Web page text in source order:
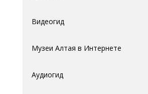
Видеогид
Музеи Алтая в Интернете
Аудиогид